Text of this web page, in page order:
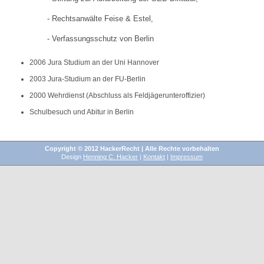
- Rechtsanwälte Feise & Estel,
- Verfassungsschutz von Berlin
2006 Jura Studium an der Uni Hannover
2003 Jura-Studium an der FU-Berlin
2000 Wehrdienst (Abschluss als Feldjägerunteroffizier)
Schulbesuch und Abitur in Berlin
Copyright © 2012 HackerRecht | Alle Rechte vorbehalten
Design Henning C. Hacker | Kontakt | Impressum